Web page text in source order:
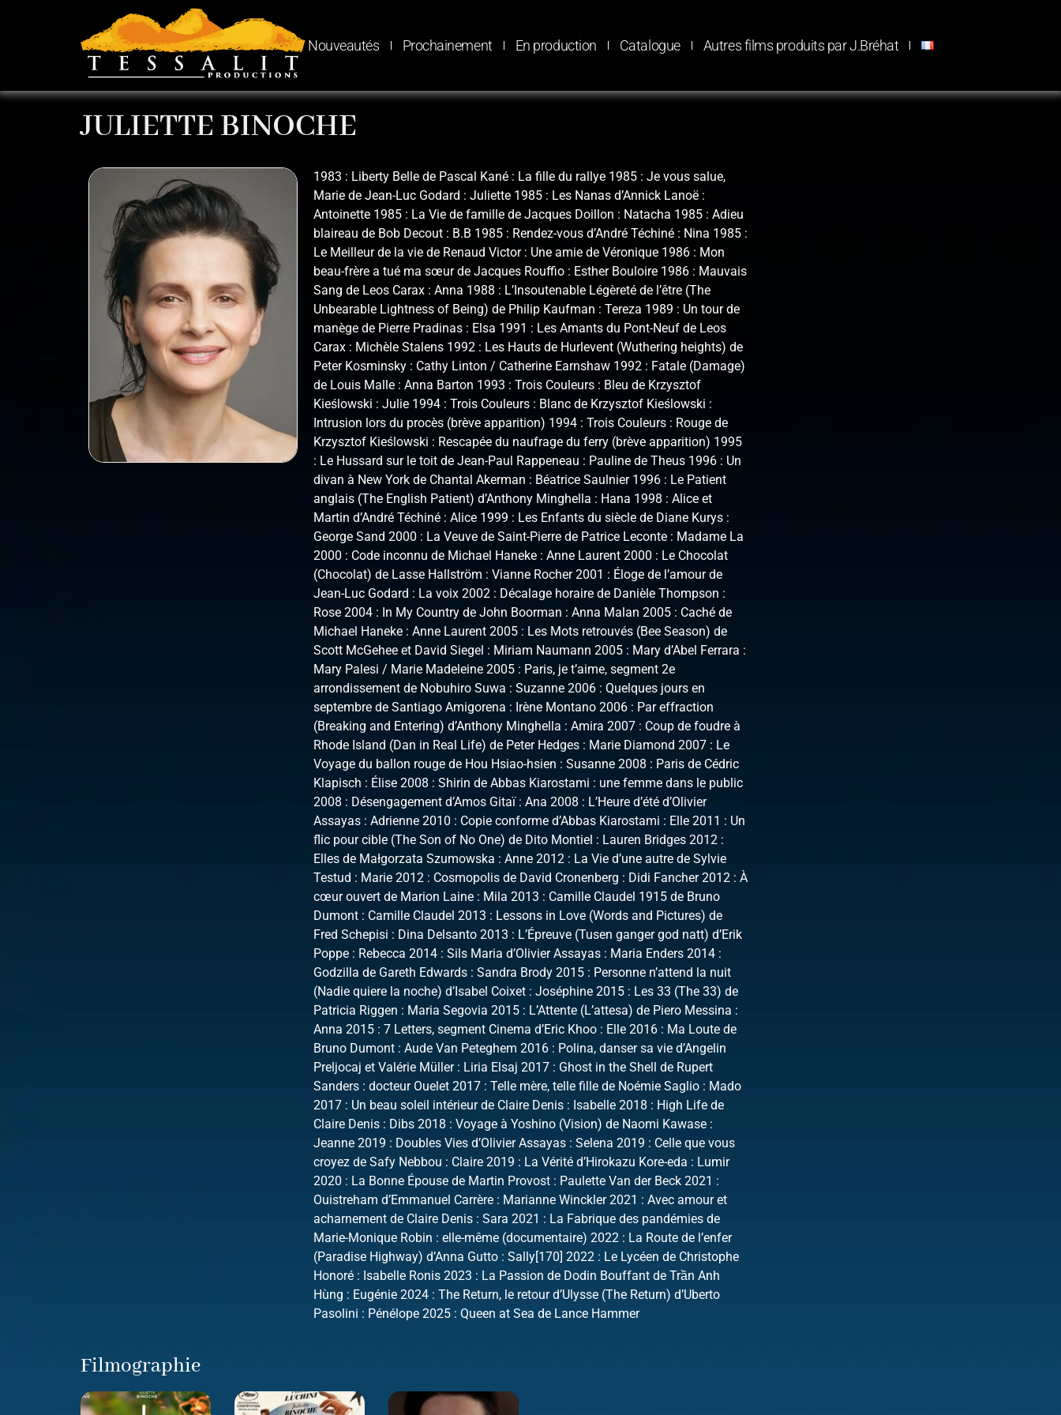
Nouveautés Prochainement En production Catalogue Autres films produits par J.Bréhat
JULIETTE BINOCHE
1983 : Liberty Belle de Pascal Kané : La fille du rallye 1985 : Je vous salue,
Marie de Jean-Luc Godard : Juliette 1985 : Les Nanas d’Annick Lanoë :
Antoinette 1985 : La Vie de famille de Jacques Doillon : Natacha 1985 : Adieu
blaireau de Bob Decout : B.B 1985 : Rendez-vous d’André Téchiné : Nina 1985 :
Le Meilleur de la vie de Renaud Victor : Une amie de Véronique 1986 : Mon
beau-frère a tué ma sœur de Jacques Rouffio : Esther Bouloire 1986 : Mauvais
Sang de Leos Carax : Anna 1988 : L’Insoutenable Légèreté de l’être (The
Unbearable Lightness of Being) de Philip Kaufman : Tereza 1989 : Un tour de
manège de Pierre Pradinas : Elsa 1991 : Les Amants du Pont-Neuf de Leos
Carax : Michèle Stalens 1992 : Les Hauts de Hurlevent (Wuthering heights) de
Peter Kosminsky : Cathy Linton / Catherine Earnshaw 1992 : Fatale (Damage)
de Louis Malle : Anna Barton 1993 : Trois Couleurs : Bleu de Krzysztof
Kieślowski : Julie 1994 : Trois Couleurs : Blanc de Krzysztof Kieślowski :
Intrusion lors du procès (brève apparition) 1994 : Trois Couleurs : Rouge de
Krzysztof Kieślowski : Rescapée du naufrage du ferry (brève apparition) 1995
: Le Hussard sur le toit de Jean-Paul Rappeneau : Pauline de Theus 1996 : Un
divan à New York de Chantal Akerman : Béatrice Saulnier 1996 : Le Patient
anglais (The English Patient) d’Anthony Minghella : Hana 1998 : Alice et
Martin d’André Téchiné : Alice 1999 : Les Enfants du siècle de Diane Kurys :
George Sand 2000 : La Veuve de Saint-Pierre de Patrice Leconte : Madame La
2000 : Code inconnu de Michael Haneke : Anne Laurent 2000 : Le Chocolat
(Chocolat) de Lasse Hallström : Vianne Rocher 2001 : Éloge de l’amour de
Jean-Luc Godard : La voix 2002 : Décalage horaire de Danièle Thompson :
Rose 2004 : In My Country de John Boorman : Anna Malan 2005 : Caché de
Michael Haneke : Anne Laurent 2005 : Les Mots retrouvés (Bee Season) de
Scott McGehee et David Siegel : Miriam Naumann 2005 : Mary d’Abel Ferrara :
Mary Palesi / Marie Madeleine 2005 : Paris, je t’aime, segment 2e
arrondissement de Nobuhiro Suwa : Suzanne 2006 : Quelques jours en
septembre de Santiago Amigorena : Irène Montano 2006 : Par effraction
(Breaking and Entering) d’Anthony Minghella : Amira 2007 : Coup de foudre à
Rhode Island (Dan in Real Life) de Peter Hedges : Marie Diamond 2007 : Le
Voyage du ballon rouge de Hou Hsiao-hsien : Susanne 2008 : Paris de Cédric
Klapisch : Élise 2008 : Shirin de Abbas Kiarostami : une femme dans le public
2008 : Désengagement d’Amos Gitaï : Ana 2008 : L’Heure d’été d’Olivier
Assayas : Adrienne 2010 : Copie conforme d’Abbas Kiarostami : Elle 2011 : Un
flic pour cible (The Son of No One) de Dito Montiel : Lauren Bridges 2012 :
Elles de Małgorzata Szumowska : Anne 2012 : La Vie d’une autre de Sylvie
Testud : Marie 2012 : Cosmopolis de David Cronenberg : Didi Fancher 2012 : À
cœur ouvert de Marion Laine : Mila 2013 : Camille Claudel 1915 de Bruno
Dumont : Camille Claudel 2013 : Lessons in Love (Words and Pictures) de
Fred Schepisi : Dina Delsanto 2013 : L’Épreuve (Tusen ganger god natt) d’Erik
Poppe : Rebecca 2014 : Sils Maria d’Olivier Assayas : Maria Enders 2014 :
Godzilla de Gareth Edwards : Sandra Brody 2015 : Personne n’attend la nuit
(Nadie quiere la noche) d’Isabel Coixet : Joséphine 2015 : Les 33 (The 33) de
Patricia Riggen : Maria Segovia 2015 : L’Attente (L’attesa) de Piero Messina :
Anna 2015 : 7 Letters, segment Cinema d’Eric Khoo : Elle 2016 : Ma Loute de
Bruno Dumont : Aude Van Peteghem 2016 : Polina, danser sa vie d’Angelin
Preljocaj et Valérie Müller : Liria Elsaj 2017 : Ghost in the Shell de Rupert
Sanders : docteur Ouelet 2017 : Telle mère, telle fille de Noémie Saglio : Mado
2017 : Un beau soleil intérieur de Claire Denis : Isabelle 2018 : High Life de
Claire Denis : Dibs 2018 : Voyage à Yoshino (Vision) de Naomi Kawase :
Jeanne 2019 : Doubles Vies d’Olivier Assayas : Selena 2019 : Celle que vous
croyez de Safy Nebbou : Claire 2019 : La Vérité d’Hirokazu Kore-eda : Lumir
2020 : La Bonne Épouse de Martin Provost : Paulette Van der Beck 2021 :
Ouistreham d’Emmanuel Carrère : Marianne Winckler 2021 : Avec amour et
acharnement de Claire Denis : Sara 2021 : La Fabrique des pandémies de
Marie-Monique Robin : elle-même (documentaire) 2022 : La Route de l’enfer
(Paradise Highway) d’Anna Gutto : Sally[170] 2022 : Le Lycéen de Christophe
Honoré : Isabelle Ronis 2023 : La Passion de Dodin Bouffant de Trần Anh
Hùng : Eugénie 2024 : The Return, le retour d’Ulysse (The Return) d’Uberto
Pasolini : Pénélope 2025 : Queen at Sea de Lance Hammer
Filmographie